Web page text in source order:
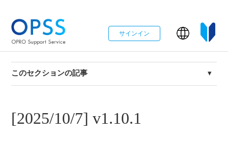
サインイン
このセクションの記事
[2025/10/23] v1.10.2
[2025/10/7] v1.10.1